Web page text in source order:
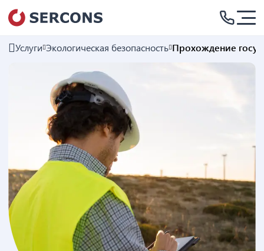
Услуги Экологическая безопасность Прохождение